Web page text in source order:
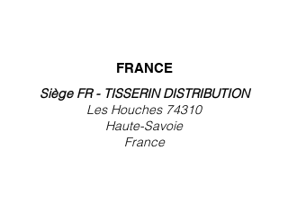
FRANCE
Siège FR - TISSERIN DISTRIBUTION
Les Houches 74310
Haute-Savoie
France